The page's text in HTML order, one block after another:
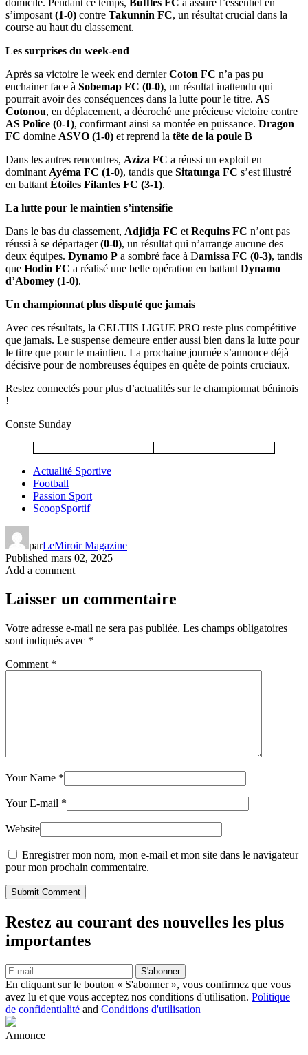
s’imposant (1-0) contre Takunnin FC, un résultat crucial dans la
course au haut du classement.
Les surprises du week-end
Après sa victoire le week end dernierCoton FC n’a pas pu
enchainer face à Sobemap FC (0-0), un résultat inattendu qui
pourrait avoir des conséquences dans la lutte pour le titre. AS
Cotonou, en déplacement, a décroché une précieuse victoire contre
AS Police (0-1), confirmant ainsi sa montée en puissance. Dragon
FC domine ASVO (1-0) et reprend la tête de la poule B
Dans les autres rencontres, Aziza FC a réussi un exploit en
dominant Ayéma FC (1-0), tandis que Sitatunga FC s’est illustré
en battant Étoiles Filantes FC (3-1).
La lutte pour le maintien s’intensifie
Dans le bas du classement, Adjidja FC et Requins FC n’ont pas
réussi à se départager(0-0), un résultat qui n’arrange aucune des
deux équipes. Dynamo P a sombré face à Damissa FC (0-3), tandis
que Hodio FC a réalisé une belle opération en battant Dynamo
d’Abomey (1-0).
Un championnat plus disputé que jamais
Avec ces résultats, la CELTIIS LIGUE PRO reste plus compétitive
que jamais. Le suspense demeure entier aussi bien dans la lutte pour
le titre que pour le maintien. La prochaine journée s’annonce déjà
décisive pour de nombreuses équipes en quête de points cruciaux.
Restez connectés pour plus d’actualités sur le championnat béninois
!
Conste Sunday
Actualité Sportive
Football
Passion Sport
ScoopSportif
parLeMiroir Magazine
Published mars 02, 2025
Add a comment
Laisser un commentaire
Votre adresse e-mail ne sera pas publiée. Les champs obligatoires
sont indiqués avec *
Comment *
Your Name *
Your E-mail *
Website
Enregistrer mon nom, mon e-mail et mon site dans le navigateur
pour mon prochain commentaire.
Submit Comment
Restez au courant des nouvelles les plus
importantes
S'abonner
En cliquant sur le bouton « S'abonner », vous confirmez que vous
avez lu et que vous acceptez nos conditions d'utilisation. Politique
de confidentialité and Conditions d'utilisation
Annonce